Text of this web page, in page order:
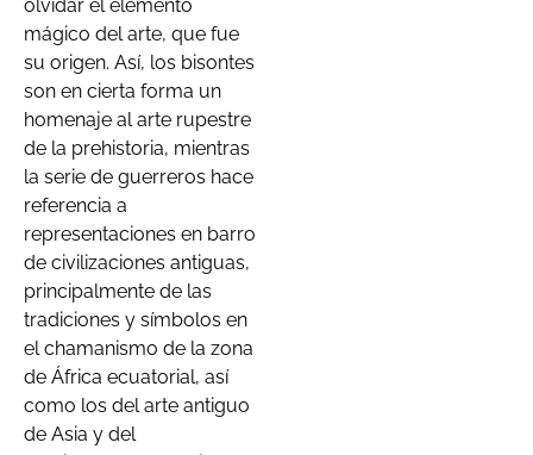
olvidar el elemento
mágico del arte, que fue
su origen. Así, los bisontes
son en cierta forma un
homenaje al arte rupestre
de la prehistoria, mientras
la serie de guerreros hace
referencia a
representaciones en barro
de civilizaciones antiguas,
principalmente de las
tradiciones y símbolos en
el chamanismo de la zona
de África ecuatorial, así
como los del arte antiguo
de Asia y del